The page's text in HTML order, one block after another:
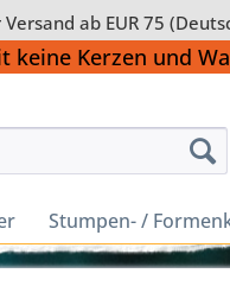
ab EUR 75
Kerzen und
Stumpen- /